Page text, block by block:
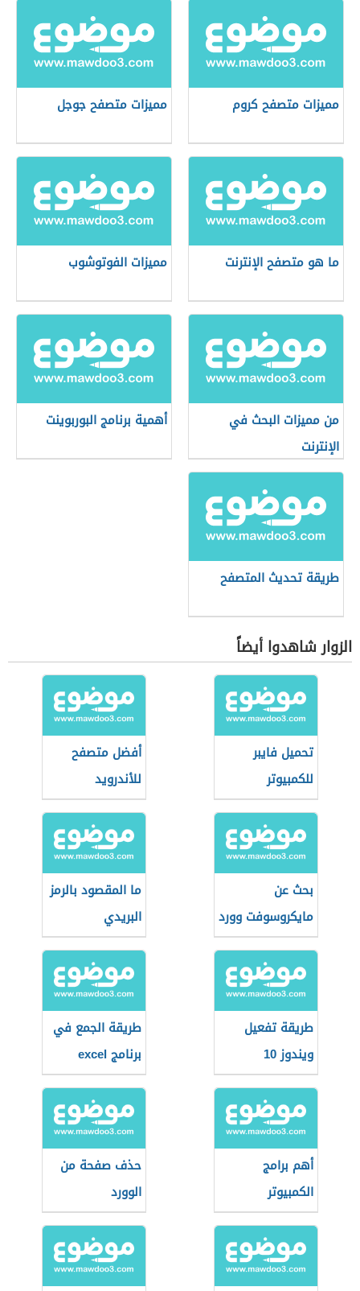
مميزات متصفح كروم مميزات متصفح جوجل
ما هو متصفح الإنترنت مميزات الفوتوشوب
من مميزات البحث في
الإنترنت
أهمية برنامج البوربوينت
طريقة تحديث المتصفح
الزوار شاهدوا أيضاً
تحميل فايبر
للكمبيوتر
أفضل متصفح
للأندرويد
بحث عن
مايكروسوفت وورد
ما المقصود بالرمز
البريدي
طريقة تفعيل
ويندوز 10
طريقة الجمع في
برنامج excel
أهم برامج
الكمبيوتر
حذف صفحة من
الوورد